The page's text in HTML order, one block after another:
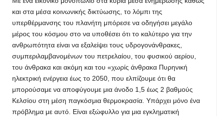
και στα μέσα κοινωνικής δικτύωσης, το λόμπι της
υπερθέρμανσης του πλανήτη μπόρεσε να οδηγήσει μεγάλο
μέρος του κόσμου στο να υποθέσει ότι το καλύτερο για την
ανθρωπότητα είναι να εξαλείψει τους υδρογονάνθρακες,
συμπεριλαμβανομένων του πετρελαίου, του φυσικού αερίου,
του άνθρακα και ακόμη και του «χωρίς άνθρακα Πυρηνική
ηλεκτρική ενέργεια έως το 2050, που ελπίζουμε ότι θα
μπορούσαμε να αποφύγουμε μια άνοδο 1,5 έως 2 βαθμούς
Κελσίου στη μέση παγκόσμια θερμοκρασία. Υπάρχει μόνο ένα
πρόβλημα με αυτό. Είναι εξώφυλλο για μια εγκληματική